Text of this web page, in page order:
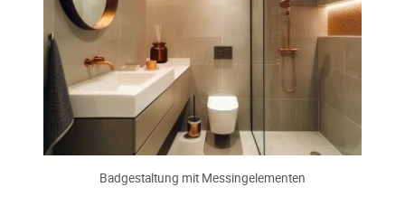
Badgestaltung mit Messingelementen